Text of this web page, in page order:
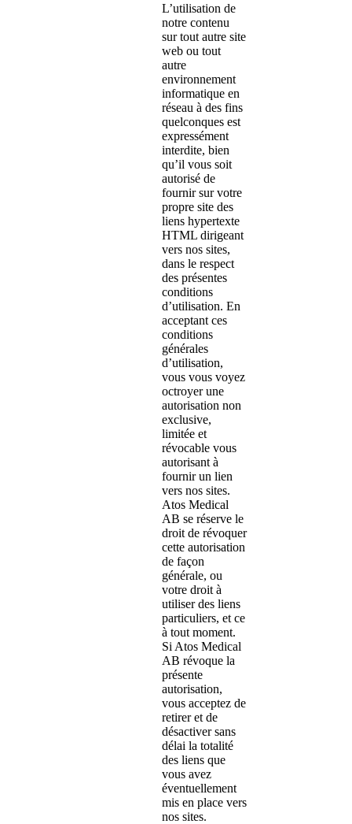
L’utilisation de
notre contenu
sur tout autre site
web ou tout
autre
environnement
informatique en
réseau à des fins
quelconques est
expressément
interdite, bien
qu’il vous soit
autorisé de
fournir sur votre
propre site des
liens hypertexte
HTML dirigeant
vers nos sites,
dans le respect
des présentes
conditions
d’utilisation. En
acceptant ces
conditions
générales
d’utilisation,
vous vous voyez
octroyer une
autorisation non
exclusive,
limitée et
révocable vous
autorisant à
fournir un lien
vers nos sites.
Atos Medical
AB se réserve le
droit de révoquer
cette autorisation
de façon
générale, ou
votre droit à
utiliser des liens
particuliers, et ce
à tout moment.
Si Atos Medical
AB révoque la
présente
autorisation,
vous acceptez de
retirer et de
désactiver sans
délai la totalité
des liens que
vous avez
éventuellement
mis en place vers
nos sites.